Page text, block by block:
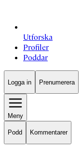
Utforska
Profiler
Poddar
Logga in Prenumerera
Meny
Podd Kommentarer